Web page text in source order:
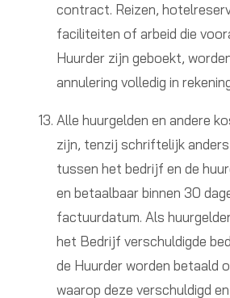
contract. Reizen,
faciliteiten of arbeid die
Huurder zijn geboekt,
annulering volledig in
Alle huurgelden en andere
zijn, tenzij schriftelijk
tussen het bedrijf en de
en betaalbaar binnen 30
factuurdatum. Als
het Bedrijf verschuldigde
de Huurder worden betaald
waarop deze verschuldigd